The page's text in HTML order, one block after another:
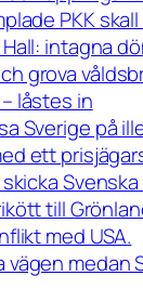
PKK skall
intagna
grova
låstes in
Sverige på
ett
Svenska
till
med USA.
vägen medan